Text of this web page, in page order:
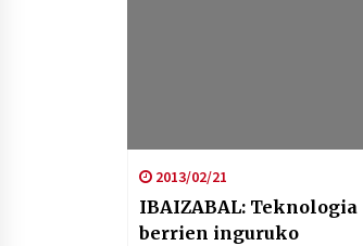
2013/02/21
IBAIZABAL: Teknologia
berrien inguruko